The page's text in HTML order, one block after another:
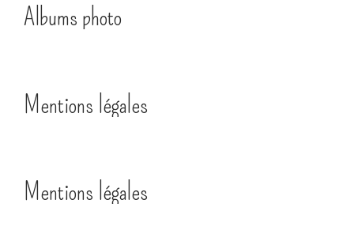
Albums photo
Mentions légales
Mentions légales